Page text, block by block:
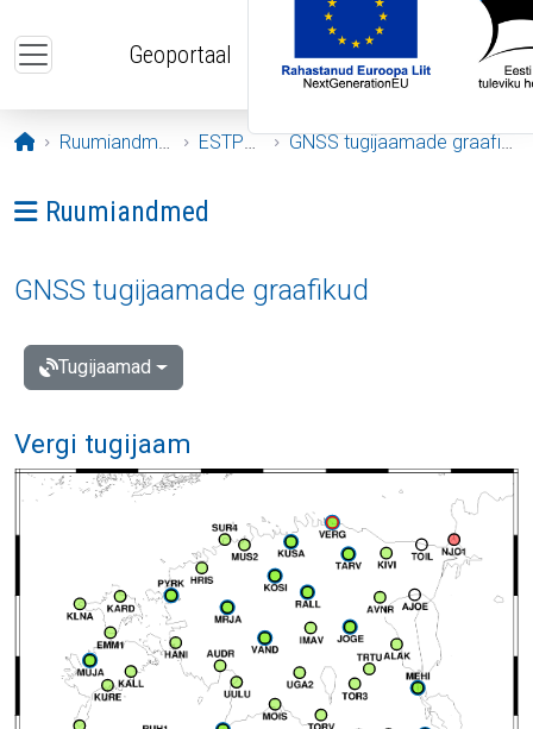
Geoportaal
Avaleht
Ruumiandmed ESTPOS GNSS tugijaamade graafikud
Ava menüü: Ruumiandmed
Ruumiandmed
GNSS tugijaamade graafikud
Tugijaamad
Vergi tugijaam